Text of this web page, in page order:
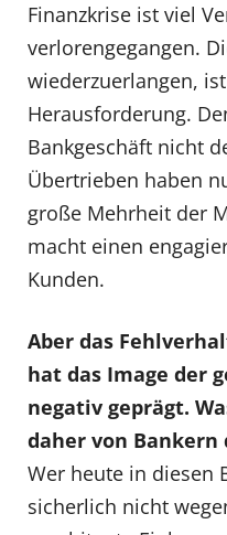
Finanzkrise ist viel
verlorengegangen.
wiederzuerlangen,
Herausforderung.
Bankgeschäft nicht
Übertrieben haben
große Mehrheit der
macht einen
Kunden.
Aber das
hat das Image der
negativ geprägt.
daher von Bankern
Wer heute in diesen
sicherlich nicht